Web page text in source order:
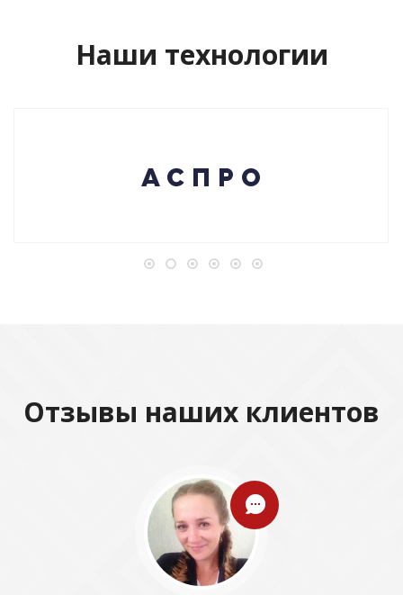
Наши технологии
Отзывы наших клиентов